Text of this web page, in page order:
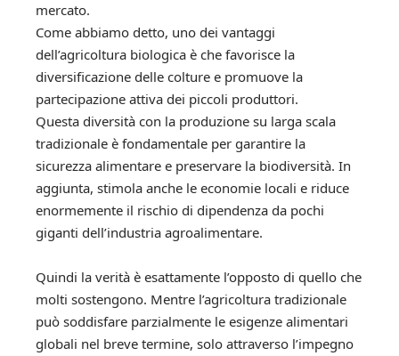
mercato.
Come abbiamo detto, uno dei vantaggi
dell’agricoltura biologica è che favorisce la
diversificazione delle colture e promuove la
partecipazione attiva dei piccoli produttori.
Questa diversità con la produzione su larga scala
tradizionale è fondamentale per garantire la
sicurezza alimentare e preservare la biodiversità. In
aggiunta, stimola anche le economie locali e riduce
enormemente il rischio di dipendenza da pochi
giganti dell’industria agroalimentare.
Quindi la verità è esattamente l’opposto di quello che
molti sostengono. Mentre l’agricoltura tradizionale
può soddisfare parzialmente le esigenze alimentari
globali nel breve termine, solo attraverso l’impegno